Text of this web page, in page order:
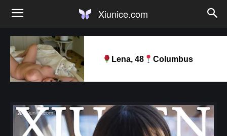
Xiunice.com
Lena, 48 Columbus